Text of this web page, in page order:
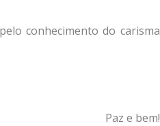
conhecimento do carisma
Paz e bem!